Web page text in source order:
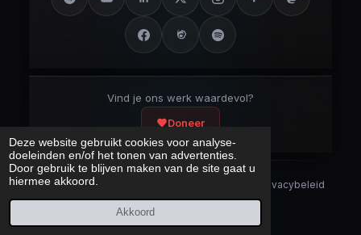
Deze website gebruikt cookies voor analyse-
doeleinden en/of het tonen van advertenties.
Door gebruik te blijven maken van de site gaat u
hiermee akkoord.
Akkoord
Vind je ons werk waardevol?
Doneer
Security Disclaimer
Privacybeleid
CookieverklaringSitemap
Laatst bijgewerkt: